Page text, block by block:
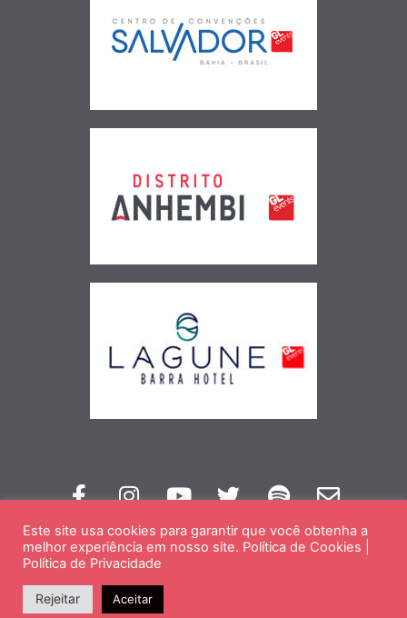
Este site usa cookies para garantir que você obtenha a
melhor experiência em nosso site. Política de Cookies
Política de Privacidade
Rejeitar Aceitar